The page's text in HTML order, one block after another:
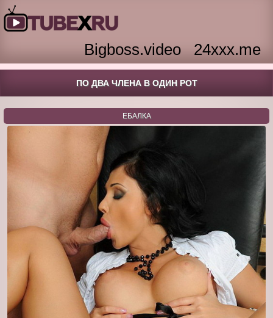
Bigboss.video 24xxx.me
ПО ДВА ЧЛЕНА В ОДИН РОТ
ЕБАЛКА